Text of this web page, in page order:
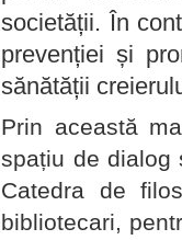
societății. În
prevenției și
sănătății
Prin această
spațiu de dialog
Catedra de
bibliotecari,